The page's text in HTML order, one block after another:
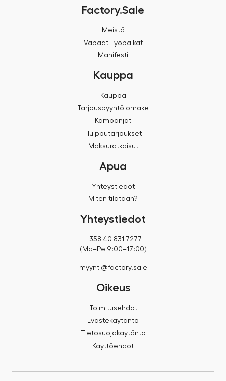
Factory.Sale
Meistä
Vapaat Työpaikat
Manifesti
Kauppa
Kauppa
Tarjouspyyntölomake
Kampanjat
Huipputarjoukset
Maksuratkaisut
Apua
Yhteystiedot
Miten tilataan?
Yhteystiedot
+358 40 831 7277
(Ma–Pe 9:00–17:00)
myynti@factory.sale
Oikeus
Toimitusehdot
Evästekäytäntö
Tietosuojakäytäntö
Käyttöehdot